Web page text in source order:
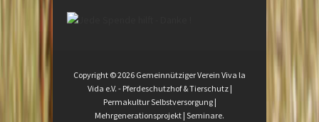
Copyright © 2026 Gemeinnütziger Verein Viva la
Vida e.V. - Pferdeschutzhof & Tierschutz |
Permakultur Selbstversorgung |
Mehrgenerationsprojekt | Seminare.